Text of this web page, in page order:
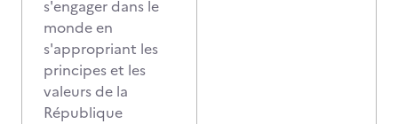
s'engager dans le
monde en
s'appropriant les
principes et les
valeurs de la
République